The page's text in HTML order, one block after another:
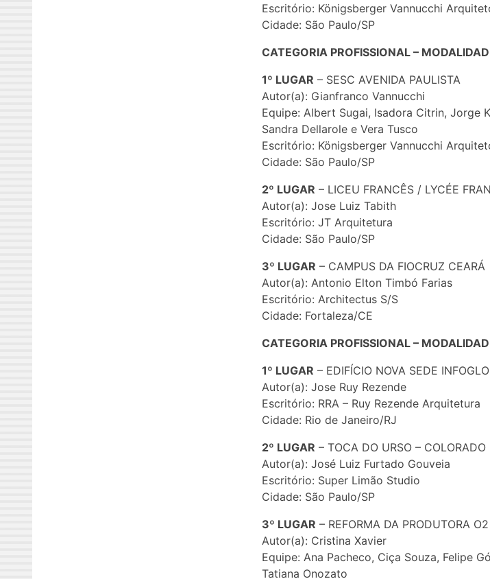
Escritório: Königsberger Vannucchi
Cidade: São Paulo/SP
CATEGORIA PROFISSIONAL –
1º LUGAR – SESC AVENIDA PAULISTA
Autor(a): Gianfranco Vannucchi
Equipe: Albert Sugai, Isadora Citrin, Jorge
Sandra Dellarole e Vera Tusco
Escritório: Königsberger Vannucchi
Cidade: São Paulo/SP
2º LUGAR – LICEU FRANCÊS / LYCÉE
Autor(a): Jose Luiz Tabith
Escritório: JT Arquitetura
Cidade: São Paulo/SP
3º LUGAR – CAMPUS DA FIOCRUZ CEARÁ
Autor(a): Antonio Elton Timbó Farias
Escritório: Architectus S/S
Cidade: Fortaleza/CE
CATEGORIA PROFISSIONAL –
1º LUGAR – EDIFÍCIO NOVA SEDE
Autor(a): Jose Ruy Rezende
Escritório: RRA – Ruy Rezende Arquitetura
Cidade: Rio de Janeiro/RJ
2º LUGAR – TOCA DO URSO – COLORADO
Autor(a): José Luiz Furtado Gouveia
Escritório: Super Limão Studio
Cidade: São Paulo/SP
3º LUGAR – REFORMA DA PRODUTORA
Autor(a): Cristina Xavier
Equipe: Ana Pacheco, Ciça Souza, Felipe
Tatiana Onozato